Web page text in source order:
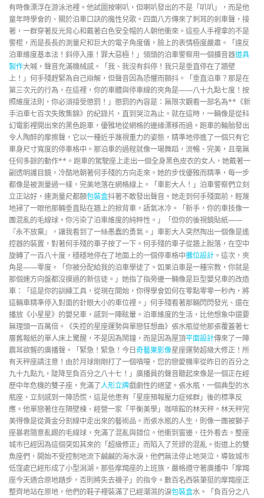
有時像漂浮在游泳池裡。他試圖按喇叭，但喇叭發出的不是「叭叭」，而是他
童年時學會的、關於泊車口訣的魔性兒歌。四面八方傳來了刺耳的剎車聲，接
著，一群穿著反光背心和戴著白色安全帽的人朝他衝來。這些人手裡拿的不是
警棍，而是長長的測量尺和巨大的電子角度儀，臉上的表情極度嚴肅。「違反
泊車維度基本法！斜停入庫！罪大惡極！」領頭的泊車警察用一個擴音器道具
製作大喊，聲音充滿機械感。「我、我沒有斜停！我只是垂直停在了牆壁
上！」何手殘趕緊為自己辯解，但聲音因為恐懼而顫抖。「垂直泊車？那是在
第三次元的行為，在這裡，你的車體與停車線的夾角是——八十九點七度！按
照維度法則，你必須接受懲罰！」懲罰的內容是：無限次觀看一部名為**《新
手泊車七百次失敗集錦》的紀錄片，直到哭泣為止。就在這時，一輛像是從科
幻電影裡開出來的黑色跑車，優雅地從網格的邊緣漂移而過。跑車的輪胎發出
令人陶醉的摩擦聲，它以一種近乎蔑視重力的姿態，精準地停進了一個只有它
車身尺寸寬度的停車格中。那泊車的過程就像一場舞蹈，流暢、完美，且毫無
任何多餘的動作**。跑車的駕駛座上走出一個全身黑色皮衣的女人，她戴著一
副透明護目鏡，冷酷地朝著何手殘的方向走來。她的步伐優雅而精準，每一步
都像是被測量過一樣，完美地落在網格線上。「車影大人！」泊車警察們立刻
立正站好，連測量尺都顫包裝盒抖著不敢發出聲音。她走到何手殘面前，輕蔑
地掃了一眼他那輛垂直貼在牆上的掀背車，語氣冰冷。「新手，你的車技像一
團混亂的毛線球。你污染了泊車維度的純粹性。」「但你的後視鏡貼紙——
『永不放棄』，讓我看到了一絲愚蠢的勇氣。」車影大人突然掏出一個像是遙
控器的裝置，對著何手殘的車子按了一下。何手殘的車子從牆上脫落，在空中
旋轉了一百八十度，穩穩地停在了地面上的一個停車格中攤位設計 。這次，夾
角是——零度。「你被分配給我的泊車學徒了。如果泊車是一種宗教，你就是
那個連方向盤都沒摸過的新信徒。」她指了指旁邊一輛像是巨型嬰兒車的改造
車：「這是你的訓練工具，從現在開始，你得學會如何在零點零零一秒內，將
這輛車精準停入對面的針眼大小的車位裡。」何手殘看著那輛閃閃發光、還在
播放《小星星》的嬰兒車，感到一陣眩暈。泊車維度的生活，比他想象中還要
無理頭一百萬倍。《失控的星座運勢與單戀狂想曲》張水瓶從他那張覆蓋著七
層舊報紙的單人床上驚醒，不是因為鬧鐘，而是因為屋頂平面設計傳來了一陣
震耳欲聾的廣播聲。「緊急！緊急！今日奇藝果影像星座運勢超級大修正！所
有天秤座請注意！由於月球剛剛打了一個噴嚏，您的戀愛機率從昨日的百分之
九十九點九，陡降至負百分之八十七！」廣播員的聲音聽起來像是一個正在經
歷中年危機的雙子座，充滿了人形立牌戲劇性的絕望。張水瓶，一個典型的水
瓶座，立刻感到一陣恐慌，這是他患有「星座預報壓力症候群」後的標準反
應。他單戀著住在隔壁棟、經營一家「平衡美學」咖啡館的林天秤。林天秤完
美得像是從黃金分割線中走出來的藝術品。而張水瓶的人生，則像一團被獅子
座暴君隨意亂踢的毛線球，充滿了混亂與錯位。他衝到窗邊，往外看去。整座
城市已經因為這個突如其來的「超級修正」而陷入了荒謬的混亂。街道上的雙
魚座們，開始不受控制地流下鹹鹹的海水淚，他們無法停止地哭泣，導致城市
低窪處已經形成了小型潟湖。那些摩羯座的上班族，嚴格遵守著廣播中「摩羯
座今天適合原地踏步，否則將失去襪子」的指令。數百名西裝筆挺的摩羯座正
整齊地站在原地，他們的鞋子裡裝滿了已經潮濕的淚包裝盒水。「負百分之八